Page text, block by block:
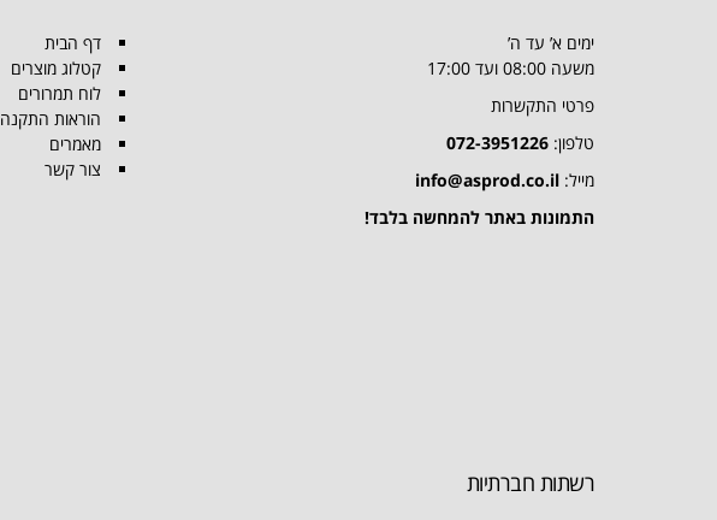
ימים א’ עד ה’
משעה 08:00 ועד 17:00
פרטי התקשרות
טלפון: 072-3951226
מייל: info@asprod.co.il
התמונות באתר להמחשה בלבד!
דף הבית
קטלוג מוצרים
לוח תמרורים
הוראות התקנה
מאמרים
צור קשר
רשתות חברתיות